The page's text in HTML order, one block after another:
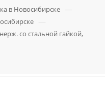
в Новосибирске —
—
со стальной гайкой,